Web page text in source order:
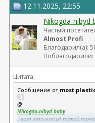
Замена Мотива Эрго
Левон,
коррекция складки
Липофилинг лица +
Олеся - оказалась
там где нельзя
Рино 2020 -
Миниабдо + грыжа
12.11.2025, 22:55
Nikogda-nibyd
Частый
Almost Profi
Благодарил(а):
Цитата:
Сообщение от
@
Nikogda-nibyd baby
, вот это носик! такой